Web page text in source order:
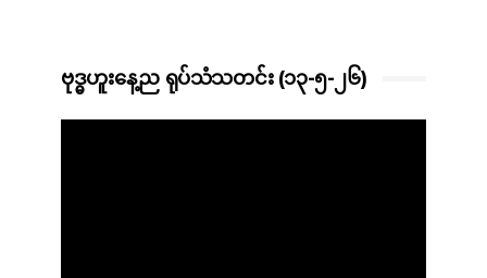
ဗုဒ္ဓဟူးနေ့ည ရုပ်သံသတင်း (၁၃-၅-၂၆)